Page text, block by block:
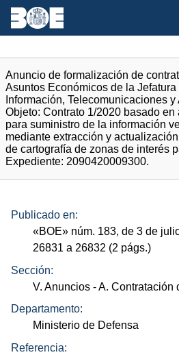
Anuncio de formalización de
Asuntos Económicos de la
Información, Telecomunicaciones
Objeto: Contrato 1/2020 basado
para suministro de la información
mediante extracción y
de cartografía de zonas de interés
Expediente: 2090420009300.
Publicado en:
«BOE» núm. 183, de 3 de
26831 a 26832 (2 págs.)
Sección:
V. Anuncios - A. Contratación
Departamento:
Ministerio de Defensa
Referencia: